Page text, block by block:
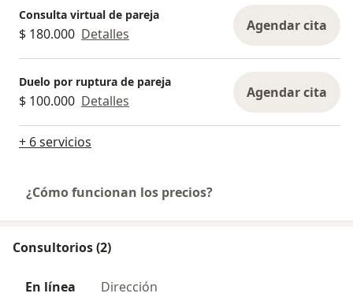
Consulta virtual de pareja
$ 180.000 Detalles Agendar cita
Duelo por ruptura de pareja
$ 100.000 Detalles Agendar cita
+ 6 servicios
¿Cómo funcionan los precios?
Consultorios (2)
En línea Dirección